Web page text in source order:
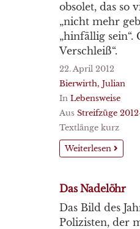
obsolet, das so
„nicht mehr
„hinfällig sein“.
Verschleiß“.
22. April 2012
Bierwirth, Julian
In Lebensweise
Aus Streifzüge
Textlänge kurz
Weiterlesen
Das Nadelöhr
Das Bild des
Polizisten, der